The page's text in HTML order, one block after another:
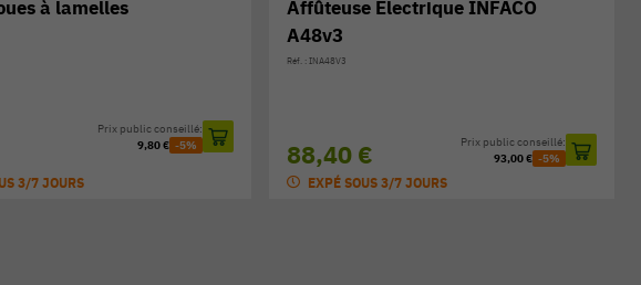
à lamelles
Prix public conseillé:
9,80 € -5%
3/7 JOURS
Affûteuse Electrique INFACO
A48v3
Réf. : INA48V3
88,40 €
Prix public conseillé:
93,00 € -5%
EXPÉ SOUS 3/7 JOURS